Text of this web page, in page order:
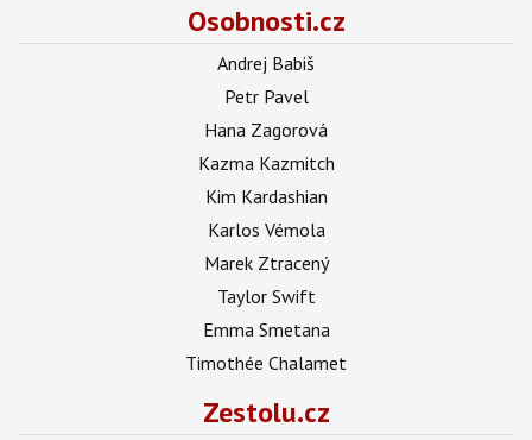
Osobnosti.cz
Andrej Babiš
Petr Pavel
Hana Zagorová
Kazma Kazmitch
Kim Kardashian
Karlos Vémola
Marek Ztracený
Taylor Swift
Emma Smetana
Timothée Chalamet
Zestolu.cz